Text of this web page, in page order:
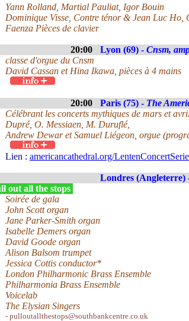
Yann Rolland, Martial Pauliat, Igor Bouin
Dominique Visse, Contre ténor & Jean Luc Ho,
Faenza Pièces de clavier
20:00 Lyon (69) - Cnsm,
classe d'orgue du Cnsm
David Cassan et Hina Ikawa, pièces à 4 mains
20:00 Paris (75) - The
Célébrant les concerts mythiques de mars et
Dupré, O. Messiaen, M. Duruflé,
Andrew Dewar et Samuel Liégeon, orgue
Lien : americancathedral.org/
Londres (Angleterre)
out all the stops
Soirée de gala
John Scott organ
Jane Parker-Smith organ
Isabelle Demers organ
David Goode organ
Alison Balsom trumpet
Jessica Cottis conductor*
London Philharmonic Brass Ensemble
Philharmonia Brass Ensemble
Voicelab
The Elysian Singers
- pulloutallthestops@southbankcentre.co.uk